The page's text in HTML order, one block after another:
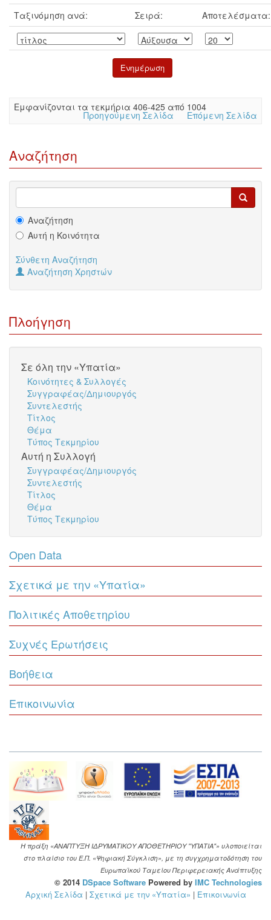
Ταξινόμηση ανά: Σειρά: Αποτελέσματα:
Eμφανίζονται τα τεκμήρια 406-425 από 1004
Προηγούμενη Σελίδα Επόμενη Σελίδα
Αναζήτηση
Αναζήτηση
Αυτή η Κοινότητα
Σύνθετη Αναζήτηση
Αναζήτηση Χρηστών
Πλοήγηση
Σε όλη την «Υπατία»
Κοινότητες & Συλλογές
Συγγραφέας/Δημιουργός
Συντελεστής
Τίτλος
Θέμα
Τύπος Τεκμηρίου
Αυτή η Συλλογή
Συγγραφέας/Δημιουργός
Συντελεστής
Τίτλος
Θέμα
Τύπος Τεκμηρίου
Open Data
Σχετικά με την «Υπατία»
Πολιτικές Αποθετηρίου
Συχνές Ερωτήσεις
Βοήθεια
Επικοινωνία
Η πράξη «ΑΝΑΠΤΥΞΗ ΙΔΡΥΜΑΤΙΚΟΥ ΑΠΟΘΕΤΗΡΙΟΥ "ΥΠΑΤΙΑ"» υλοποιείται
στο πλαίσιο του Ε.Π. «Ψηφιακή Σύγκλιση», με τη συγχρηματοδότηση του
Ευρωπαϊκού Ταμείου Περιφερειακής Ανάπτυξης
© 2014 DSpace Software Powered by IMC Technologies
Αρχική Σελίδα | Σχετικά με την «Υπατία» | Επικοινωνία